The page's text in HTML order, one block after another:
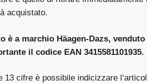
acquistato.
è a marchio Häagen-Dazs,
il codice EAN 3415581101935.
13 cifre è possibile indicizzare